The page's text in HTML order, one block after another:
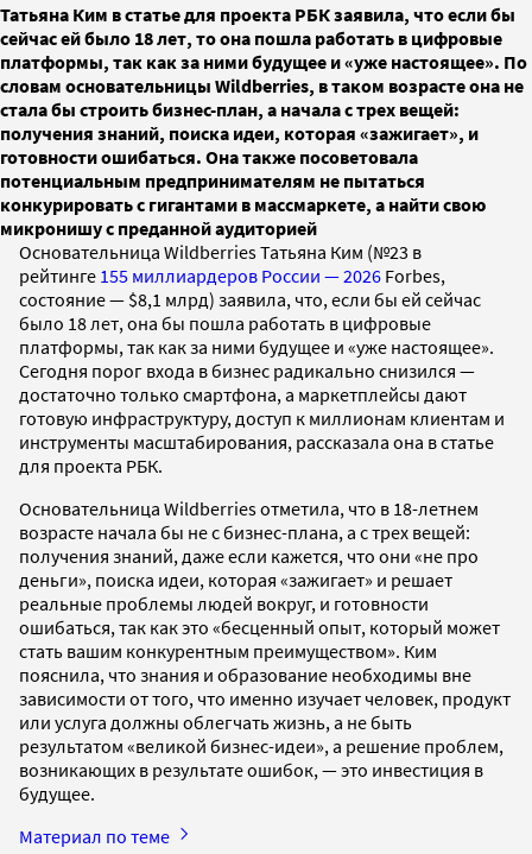
Татьяна Ким в статье для проекта РБК заявила, что если бы
сейчас ей было 18 лет, то она пошла работать в цифровые
платформы, так как за ними будущее и «уже настоящее». По
словам основательницы Wildberries, в таком возрасте она не
стала бы строить бизнес-план, а начала с трех вещей:
получения знаний, поиска идеи, которая «зажигает», и
готовности ошибаться. Она также посоветовала
потенциальным предпринимателям не пытаться
конкурировать с гигантами в массмаркете, а найти свою
микронишу с преданной аудиторией
Основательница Wildberries Татьяна Ким (№23 в
рейтинге 155 миллиардеров России — 2026 Forbes,
состояние — $8,1 млрд) заявила, что, если бы ей сейчас
было 18 лет, она бы пошла работать в цифровые
платформы, так как за ними будущее и «уже настоящее».
Сегодня порог входа в бизнес радикально снизился —
достаточно только смартфона, а маркетплейсы дают
готовую инфраструктуру, доступ к миллионам клиентам и
инструменты масштабирования, рассказала она в статье
для проекта РБК.
Основательница Wildberries отметила, что в 18-летнем
возрасте начала бы не с бизнес-плана, а с трех вещей:
получения знаний, даже если кажется, что они «не про
деньги», поиска идеи, которая «зажигает» и решает
реальные проблемы людей вокруг, и готовности
ошибаться, так как это «бесценный опыт, который может
стать вашим конкурентным преимуществом». Ким
пояснила, что знания и образование необходимы вне
зависимости от того, что именно изучает человек, продукт
или услуга должны облегчать жизнь, а не быть
результатом «великой бизнес-идеи», а решение проблем,
возникающих в результате ошибок, — это инвестиция в
будущее.
Материал по теме